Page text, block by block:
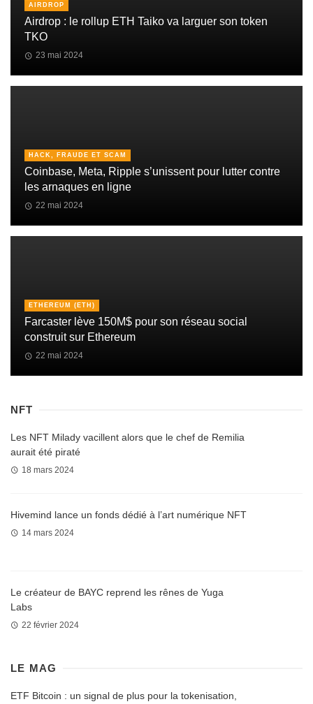
AIRDROP
Airdrop : le rollup ETH Taiko va larguer son token
TKO
23 mai 2024
HACK, FRAUDE ET SCAM
Coinbase, Meta, Ripple s’unissent pour lutter contre
les arnaques en ligne
22 mai 2024
ETHEREUM (ETH)
Farcaster lève 150M$ pour son réseau social
construit sur Ethereum
22 mai 2024
NFT
Les NFT Milady vacillent alors que le chef de Remilia
aurait été piraté
18 mars 2024
Hivemind lance un fonds dédié à l’art numérique NFT
14 mars 2024
Le créateur de BAYC reprend les rênes de Yuga
Labs
22 février 2024
LE MAG
ETF Bitcoin : un signal de plus pour la tokenisation,